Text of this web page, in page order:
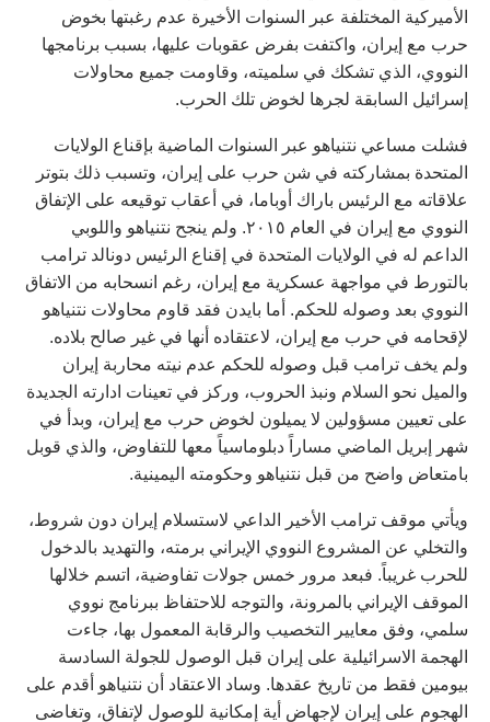
الأميركية المختلفة عبر السنوات الأخيرة عدم رغبتها بخوض
حرب مع إيران، واكتفت بفرض عقوبات عليها، بسبب برنامجها
النووي، الذي تشكك في سلميته، وقاومت جميع محاولات
إسرائيل السابقة لجرها لخوض تلك الحرب.
فشلت مساعي نتنياهو عبر السنوات الماضية بإقناع الولايات
المتحدة بمشاركته في شن حرب على إيران، وتسبب ذلك بتوتر
علاقاته مع الرئيس باراك أوباما، في أعقاب توقيعه على الإتفاق
النووي مع إيران في العام ٢٠١٥. ولم ينجح نتنياهو واللوبي
الداعم له في الولايات المتحدة في إقناع الرئيس دونالد ترامب
بالتورط في مواجهة عسكرية مع إيران، رغم انسحابه من الاتفاق
النووي بعد وصوله للحكم. أما بايدن فقد قاوم محاولات نتنياهو
لإقحامه في حرب مع إيران، لاعتقاده أنها في غير صالح بلاده.
ولم يخف ترامب قبل وصوله للحكم عدم نيته محاربة إيران
والميل نحو السلام ونبذ الحروب، وركز في تعينات ادارته الجديدة
على تعيين مسؤولين لا يميلون لخوض حرب مع إيران، وبدأ في
شهر إبريل الماضي مساراً دبلوماسياً معها للتفاوض، والذي قوبل
بامتعاض واضح من قبل نتنياهو وحكومته اليمينية.
ويأتي موقف ترامب الأخير الداعي لاستسلام إيران دون شروط،
والتخلي عن المشروع النووي الإيراني برمته، والتهديد بالدخول
للحرب غريباً. فبعد مرور خمس جولات تفاوضية، اتسم خلالها
الموقف الإيراني بالمرونة، والتوجه للاحتفاظ ببرنامج نووي
سلمي، وفق معايير التخصيب والرقابة المعمول بها، جاءت
الهجمة الاسرائيلية على إيران قبل الوصول للجولة السادسة
بيومين فقط من تاريخ عقدها. وساد الاعتقاد أن نتنياهو أقدم على
الهجوم على إيران لإجهاض أية إمكانية للوصول لإتفاق، وتغاضى